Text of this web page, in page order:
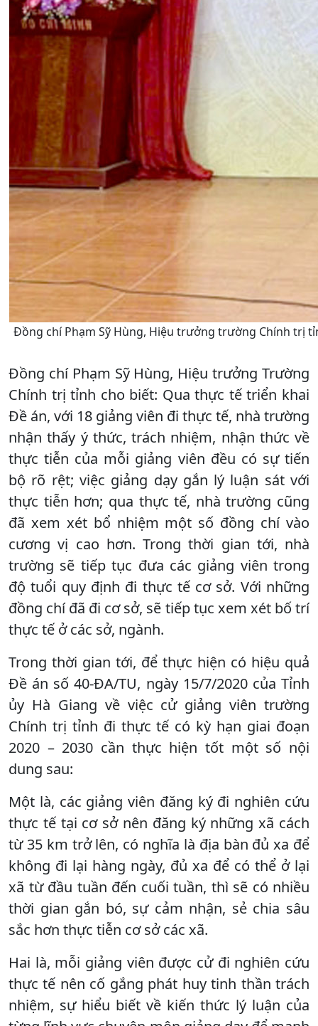
Đồng chí Phạm Sỹ Hùng, Hiệu trưởng trường Chính trị
Đồng chí Phạm Sỹ Hùng, Hiệu trưởng Trường
Chính trị tỉnh cho biết: Qua thực tế triển khai
Đề án, với 18 giảng viên đi thực tế, nhà trường
nhận thấy ý thức, trách nhiệm, nhận thức về
thực tiễn của mỗi giảng viên đều có sự tiến
bộ rõ rệt; việc giảng dạy gắn lý luận sát với
thực tiễn hơn; qua thực tế, nhà trường cũng
đã xem xét bổ nhiệm một số đồng chí vào
cương vị cao hơn. Trong thời gian tới, nhà
trường sẽ tiếp tục đưa các giảng viên trong
độ tuổi quy định đi thực tế cơ sở. Với những
đồng chí đã đi cơ sở, sẽ tiếp tục xem xét bố trí
thực tế ở các sở, ngành.
Trong thời gian tới, để thực hiện có hiệu quả
Đề án số 40-ĐA/TU, ngày 15/7/2020 của Tỉnh
ủy Hà Giang về việc cử giảng viên trường
Chính trị tỉnh đi thực tế có kỳ hạn giai đoạn
2020 – 2030 cần thực hiện tốt một số nội
dung sau:
Một là, các giảng viên đăng ký đi nghiên cứu
thực tế tại cơ sở nên đăng ký những xã cách
từ 35 km trở lên, có nghĩa là địa bàn đủ xa để
không đi lại hàng ngày, đủ xa để có thể ở lại
xã từ đầu tuần đến cuối tuần, thì sẽ có nhiều
thời gian gắn bó, sự cảm nhận, sẻ chia sâu
sắc hơn thực tiễn cơ sở các xã.
Hai là, mỗi giảng viên được cử đi nghiên cứu
thực tế nên cố gắng phát huy tinh thần trách
nhiệm, sự hiểu biết về kiến thức lý luận của